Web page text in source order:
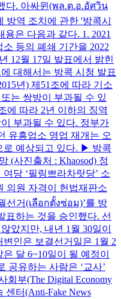
다. 아싸윈(พล.ต.อ.อัศวิน
역 조치에 관한 '방콕시
은 다음과 같다. 1. 2021
등의 폐쇄 기간을 2022
12월 17일 발표에서 밝힌
대해서는 방콕 시청 ​​발표
년) 제51조에 따라 기소
는 쌍방이 부과될 수 있
에 따라 2년 이하의 징역
부과될 수 있다. 정부가
유흥업소 영업 재개는 오
로 예상되고 있다. ▶ 방콕
(사진출처 : Khaosod) 정
당 ‘필링쁘라차랏당’ 소
의원 자격이 헌법재판소
선거(เลือกตั้งซ่อม)’를 방
표하는 것을 승인했다. 선
았지만, 내년 1월 30일이
인은 보결선거일은 1월 2
달 6~10일이 될 예정이
공유하는 사람은 ‘교사’
회부(The Digital Economy
센터(Anti-Fake News